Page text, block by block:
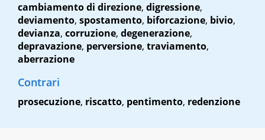
cambiamento di direzione, digressione,
deviamento, spostamento, biforcazione, bivio,
devianza, corruzione, degenerazione,
depravazione, perversione, traviamento,
aberrazione
Contrari
prosecuzione, riscatto, pentimento, redenzione